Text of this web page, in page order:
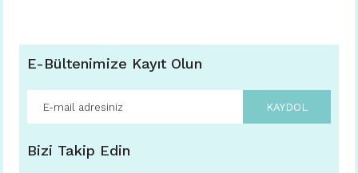
E-Bültenimize Kayıt Olun
KAYDOL
Bizi Takip Edin